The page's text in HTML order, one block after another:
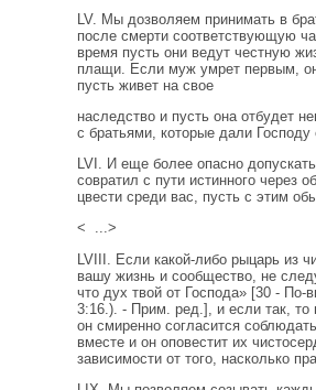
LV. Мы дозволяем принимать в
после смерти соответствующую
время пусть они ведут честную
плащи. Если муж умрет первым,
пусть живет на свое
наследство и пусть она отбудет
с братьями, которые дали
LVI. И еще более опасно
совратил с пути истинного через
цвести среди вас, пусть с этим
< ...>
LVIII. Если какой-либо рыцарь из
вашу жизнь и сообщество, не
что дух твой от Господа» [30 -
3:16.). - Прим. ред.], и если так, то
он смиренно согласится
вместе и он оповестит их
зависимости от того, насколько